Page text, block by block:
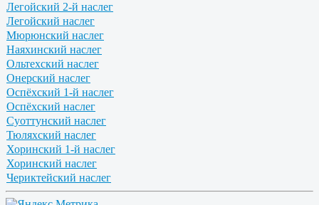
Легойский 2-й наслег
Легойский наслег
Мюрюнский наслег
Наяхинский наслег
Ольтехский наслег
Онерский наслег
Оспёхский 1-й наслег
Оспёхский наслег
Суоттунский наслег
Тюляхский наслег
Хоринский 1-й наслег
Хоринский наслег
Чериктейский наслег